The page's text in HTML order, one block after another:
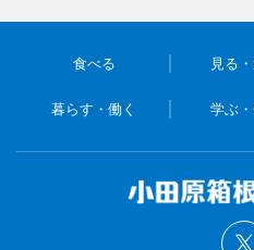
食べる 見る
暮らす・働く 学ぶ